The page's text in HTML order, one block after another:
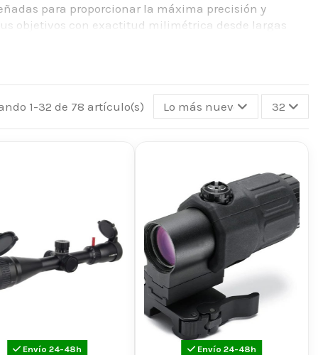
para proporcionar la máxima precisión y
objetivos con exactitud milimétrica desde largas
que ofrecen una excelente transmisión de luz y una
ser ajustables y opciones de aumento que van desde
de estas miras garantiza durabilidad y
para francotiradores de
1-32 de 78 artículo(s) Lo más nuevo primero
32
Envío 24-48h Envío 24-48h